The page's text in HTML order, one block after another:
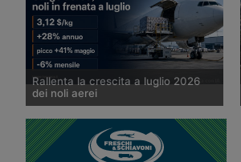
Rallenta la crescita a luglio 2026
dei noli aerei
I noli spot del trasporto aereo delle
merci sono saliti del 28% su base
annua a luglio, a 3,12 dollari per kg,